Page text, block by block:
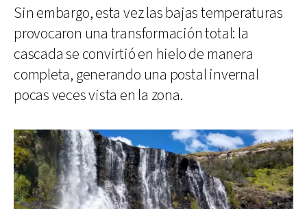
Sin embargo, esta vez las bajas temperaturas
provocaron una transformación total: la
cascada se convirtió en hielo de manera
completa, generando una postal invernal
pocas veces vista en la zona.